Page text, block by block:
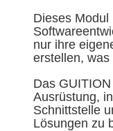
Dieses
nur ihre
erstellen,
Das
Ausrüstung,
Schnittstelle
Lösungen zu